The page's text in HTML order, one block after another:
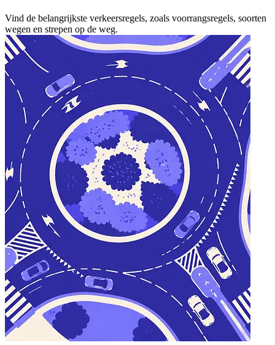
Vind de belangrijkste verkeersregels, zoals voorrangsregels, soorten
wegen en strepen op de weg.